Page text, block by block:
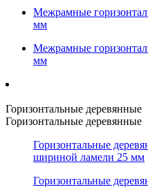
Межрамные
мм
Межрамные
мм
Горизонтальные деревянные
Горизонтальные деревянные
Горизонтальные
шириной ламели 25 мм
Горизонтальные